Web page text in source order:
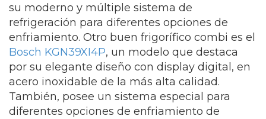
su moderno y múltiple sistema de
refrigeración para diferentes opciones de
enfriamiento. Otro buen frigorífico combi es el
Bosch KGN39XI4P, un modelo que destaca
por su elegante diseño con display digital, en
acero inoxidable de la más alta calidad.
También, posee un sistema especial para
diferentes opciones de enfriamiento de